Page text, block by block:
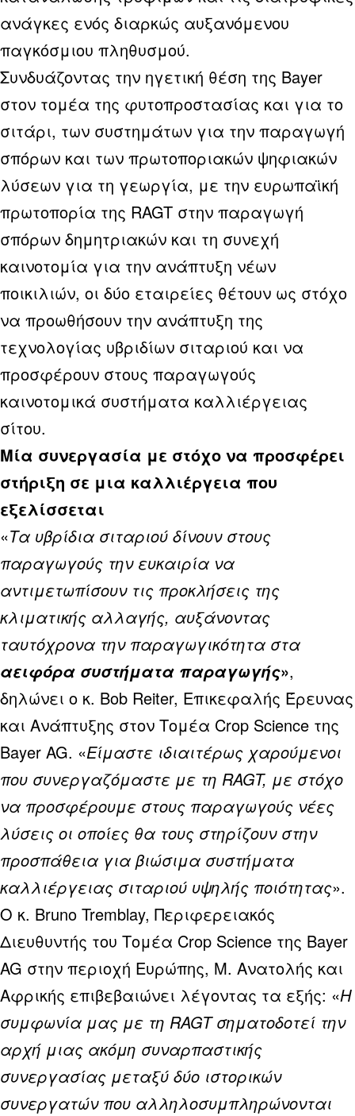
ανάγκες ενός διαρκώς αυξανόμενου
παγκόσμιου πληθυσμού.
Συνδυάζοντας την ηγετική θέση της Bayer
στον τομέα της φυτοπροστασίας και για το
σιτάρι, των συστημάτων για την παραγωγή
σπόρων και των πρωτοποριακών ψηφιακών
λύσεων για τη γεωργία, με την ευρωπαϊκή
πρωτοπορία της RAGT στην παραγωγή
σπόρων δημητριακών και τη συνεχή
καινοτομία για την ανάπτυξη νέων
ποικιλιών, οι δύο εταιρείες θέτουν ως στόχο
να προωθήσουν την ανάπτυξη της
τεχνολογίας υβριδίων σιταριού και να
προσφέρουν στους παραγωγούς
καινοτομικά συστήματα καλλιέργειας
σίτου.
Μία συνεργασία με στόχο να προσφέρει
στήριξη σε μια καλλιέργεια που
εξελίσσεται
«Τα υβρίδια σιταριού δίνουν στους
παραγωγούς την ευκαιρία να
αντιμετωπίσουν τις προκλήσεις της
κλιματικής αλλαγής, αυξάνοντας
ταυτόχρονα την παραγωγικότητα στα
αειφόρα συστήματα παραγωγής»,
δηλώνει ο κ. Bob Reiter, Επικεφαλής Έρευνας
και Ανάπτυξης στον Τομέα Crop Science της
Bayer AG. «Είμαστε ιδιαιτέρως χαρούμενοι
που συνεργαζόμαστε με τη RAGT, με στόχο
να προσφέρουμε στους παραγωγούς νέες
λύσεις οι οποίες θα τους στηρίζουν στην
προσπάθεια για βιώσιμα συστήματα
καλλιέργειας σιταριού υψηλής ποιότητας».
Ο κ. Bruno Tremblay, Περιφερειακός
Διευθυντής του Τομέα Crop Science της Bayer
AG στην περιοχή Ευρώπης, Μ. Ανατολής και
Αφρικής επιβεβαιώνει λέγοντας τα εξής: «Η
συμφωνία μας με τη RAGT σηματοδοτεί την
αρχή μιας ακόμη συναρπαστικής
συνεργασίας μεταξύ δύο ιστορικών
συνεργατών που αλληλοσυμπληρώνονται